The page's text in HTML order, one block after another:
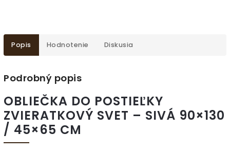
Popis Hodnotenie Diskusia
Podrobný popis
OBLIEČKA DO POSTIEĽKY
ZVIERATKOVÝ SVET – SIVÁ 90×130
/ 45×65 CM